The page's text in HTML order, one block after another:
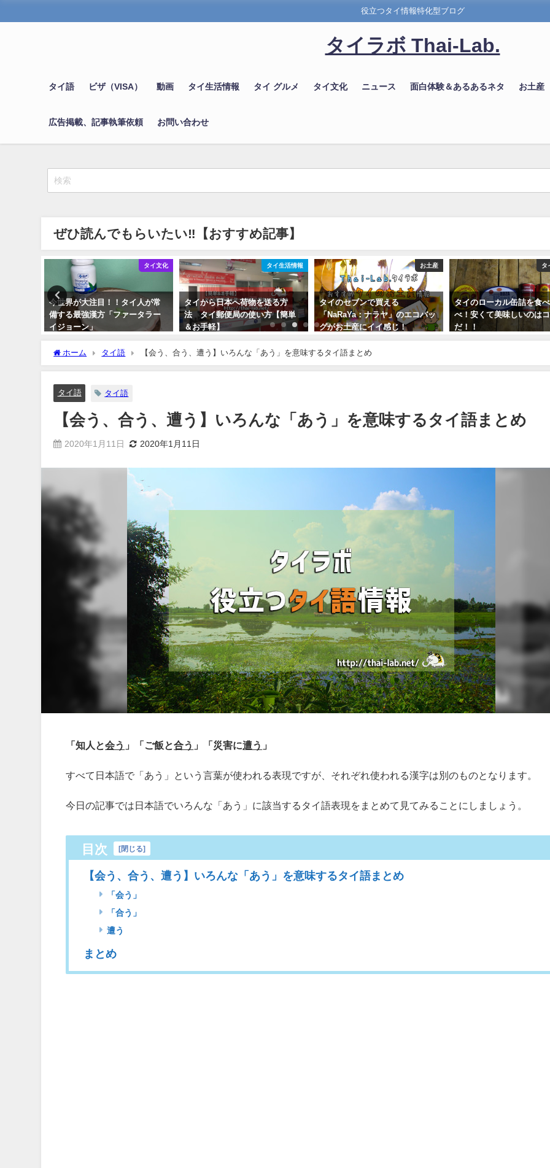
役立つタイ情報特化型ブログ
タイラボ Thai-Lab.
タイ語 ビザ（VISA） 動画 タイ生活情報 タイ グルメ タイ文化 ニュース 面白体験＆あるあるネタ お土産
広告掲載、記事執筆依頼 お問い合わせ
ぜひ読んでもらいたい‼【おすすめ記事】
タイ文化
今世界が大注目！！タイ人が常
備する最強漢方「ファータラー
イジョーン」
タイ生活情報
タイから日本へ荷物を送る方
法 タイ郵便局の使い方【簡単
＆お手軽】
お土産
タイのセブンで買える
「NaRaYa：ナラヤ」のエコバッ
グがお土産にイイ感じ！
タ
タイのローカル缶詰を食
べ！安くて美味しいのは
だ！！
ホーム タイ語 【会う、合う、遭う】いろんな「あう」を意味するタイ語まとめ
タイ語 タイ語
【会う、合う、遭う】いろんな「あう」を意味するタイ語まとめ
2020年1月11日 2020年1月11日
「知人と会う 」「ご飯と合う 」「災害に遭う 」
すべて日本語で「あう」という言葉が使われる表現ですが、それぞれ使われる漢字は別のものとなります。
今日の記事では日本語でいろんな「あう」に該当するタイ語表現をまとめて見てみることにしましょう。
目次 [閉じる]
【会う、合う、遭う】いろんな「あう」を意味するタイ語まとめ
「会う」
「合う」
遭う
まとめ